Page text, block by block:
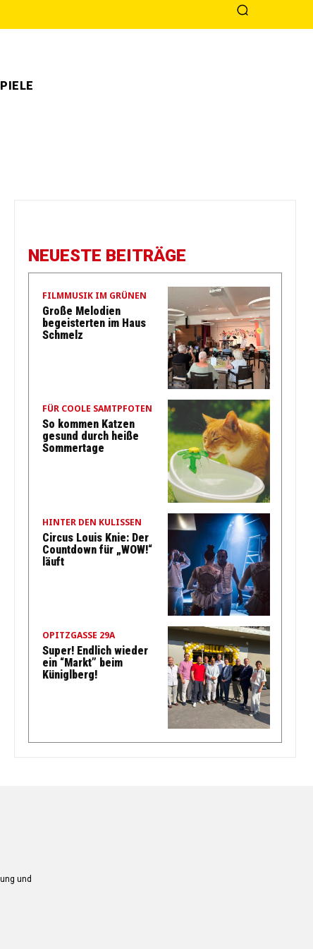
NEUESTE BEITRÄGE
FILMMUSIK IM GRÜNEN
Große Melodien
begeisterten im Haus
Schmelz
FÜR COOLE SAMTPFOTEN
So kommen Katzen
gesund durch heiße
Sommertage
HINTER DEN KULISSEN
Circus Louis Knie: Der
Countdown für „WOW!“
läuft
OPITZGASSE 29A
Super! Endlich wieder
ein “Markt” beim
Küniglberg!
und